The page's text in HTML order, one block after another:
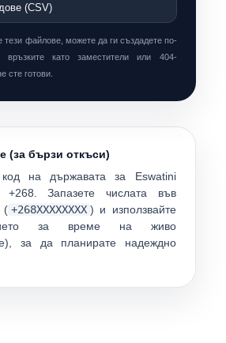
(CSV)
файлове, можете да ги създадете по-
връзките като заместители или 404-
сте готови.
(за бързи откъси)
код на държавата за Eswatini
+268 . Запазете числата във
( +268XXXXXXXX ) и използвайте
за време на живо
), за да планирате надеждно